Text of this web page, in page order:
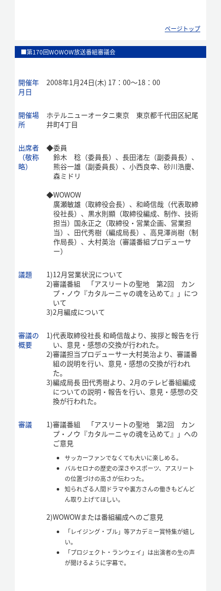
ページトップ
■第170回WOWOW放送番組審議会
開催年
月日
2008年1月24日(木) 17：00～18：00
開催場
所
ホテルニューオータニ東京 東京都千代田区紀尾
井町4丁目
出席者
（敬称
略）
◆委員
鈴木 稔（委員長）、長田渚左（副委員長）、
熊谷一雄（副委員長）、小西良幸、砂川浩慶、
森ミドリ
◆WOWOW
廣瀬敏雄（取締役会長）、和崎信哉（代表取締
役社長）、黒水則顯（取締役編成、制作、技術
担当）国永正之（取締役・営業企画、営業担
当）、田代秀樹（編成局長）、高見澤尚樹（制
作局長）、大村英治（審議番組プロデューサ
ー）
議題 1)12月営業状況について
2)審議番組 「アスリートの聖地 第2回 カン
プ・ノウ『カタルーニャの魂を込めて』」につ
いて
3)2月編成について
審議の
概要
1)代表取締役社長 和崎信哉より、挨拶と報告を行
い、意見・感想の交換が行われた。
2)審議担当プロデューサー大村英治より、審議番
組の説明を行い、意見・感想の交換が行われ
た。
3)編成局長 田代秀樹より、2月のテレビ番組編成
についての説明・報告を行い、意見・感想の交
換が行われた。
審議 1)審議番組 「アスリートの聖地 第2回 カン
プ・ノウ『カタルーニャの魂を込めて』」への
ご意見
サッカーファンでなくても大いに楽しめる。
バルセロナの歴史の深さやスポーツ、アスリート
の位置づけの高さが伝わった。
知られざる人間ドラマや裏方さんの働きもどんど
ん取り上げてほしい。
2)WOWOWまたは番組編成へのご意見
「レイジング・ブル」等アカデミー賞特集が嬉し
い。
「プロジェクト・ランウェイ」は出演者の生の声
が聞けるように字幕で。